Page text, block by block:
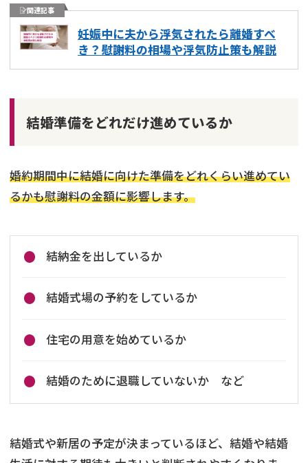
関連記事
妊娠中に夫から浮気されたら離婚すべ
き？慰謝料の相場や浮気防止策も解説
結婚準備をどれだけ進めているか
婚約期間中に結婚に向けた準備をどれくらい進めてい
るかも慰謝料の金額に影響します。
結納金を出しているか
結婚式場の予約をしているか
住宅の用意を始めているか
結婚のために退職していないか など
結婚式や新居の予定が決まっているほど、結婚や結婚